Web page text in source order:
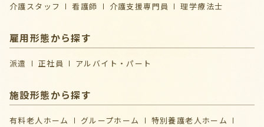
介護スタッフ 看護師 介護支援専門員 理学療法士
雇用形態から探す
派遣 正社員 アルバイト・パート
施設形態から探す
有料老人ホーム グループホーム
特別養護老人ホーム